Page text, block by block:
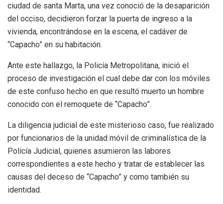
ciudad de santa Marta, una vez conoció de la desaparición
del occiso, decidieron forzar la puerta de ingreso a la
vivienda, encontrándose en la escena, el cadáver de
“Capacho” en su habitación.
Ante este hallazgo, la Policía Metropolitana, inició el
proceso de investigación el cual debe dar con los móviles
de este confuso hecho en que resultó muerto un hombre
conocido con el remoquete de “Capacho”.
La diligencia judicial de este misterioso caso, fue realizado
por funcionarios de la unidad móvil de criminalística de la
Policía Judicial, quienes asumieron las labores
correspondientes a este hecho y tratar de establecer las
causas del deceso de “Capacho” y como también su
identidad.